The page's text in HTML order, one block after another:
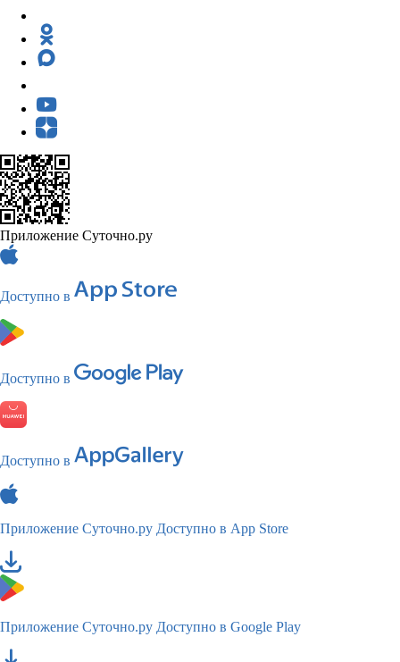
Приложение Суточно.ру
Доступно в
Доступно в
Доступно в
Приложение Суточно.ру Доступно в App Store
Приложение Суточно.ру Доступно в Google Play